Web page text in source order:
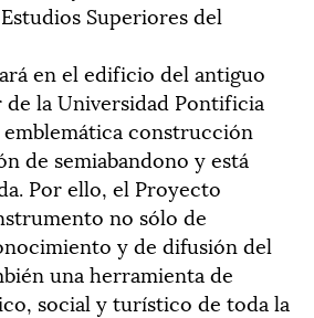
Superiores del
en el edificio del antiguo
la Universidad Pontificia
emblemática construcción
de semiabandono y está
Por ello, el Proyecto
no sólo de
y de difusión del
una herramienta de
social y turístico de toda la